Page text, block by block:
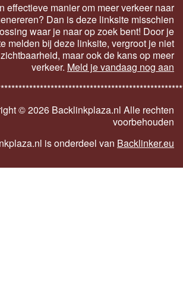
effectieve manier om meer verkeer naar
Dan is deze linksite misschien
waar je naar op zoek bent! Door je
melden bij deze linksite, vergroot je niet
maar ook de kans op meer
verkeer. Meld je vandaag nog aan
©2026 Backlinkplaza.nl Alle rechten
voorbehouden
is onderdeel van Backlinker.eu